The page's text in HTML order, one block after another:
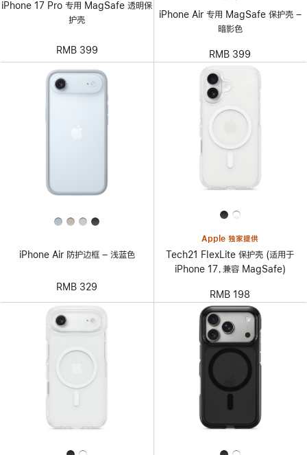
iPhone 17 Pro 专用 MagSafe 透明保
护壳
RMB 399
iPhone Air 专用 MagSafe 保护壳 –
暗影色
RMB 399
iPhone Air 防护边框 – 浅蓝色
RMB 329
Apple 独家提供
Tech21 FlexLite 保护壳 (适用于
iPhone 17，兼容 MagSafe)
RMB 198